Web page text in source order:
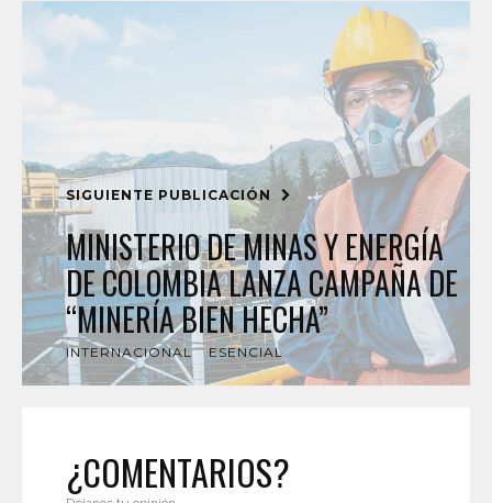
SIGUIENTE PUBLICACIÓN
MINISTERIO DE MINAS Y ENERGÍA
DE COLOMBIA LANZA CAMPAÑA DE
“MINERÍA BIEN HECHA”
INTERNACIONAL ESENCIAL
¿COMENTARIOS?